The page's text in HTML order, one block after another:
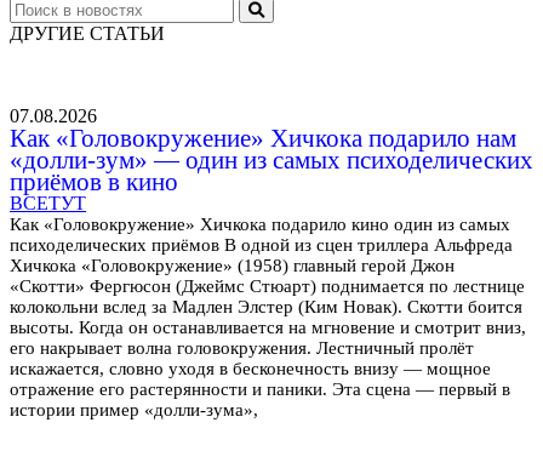
ДРУГИЕ СТАТЬИ
07.08.2026
Как «Головокружение» Хичкока подарило нам
«долли-зум» — один из самых психоделических
приёмов в кино
ВСЕТУТ
Как «Головокружение» Хичкока подарило кино один из самых
психоделических приёмов В одной из сцен триллера Альфреда
Хичкока «Головокружение» (1958) главный герой Джон
«Скотти» Фергюсон (Джеймс Стюарт) поднимается по лестнице
колокольни вслед за Мадлен Элстер (Ким Новак). Скотти боится
высоты. Когда он останавливается на мгновение и смотрит вниз,
его накрывает волна головокружения. Лестничный пролёт
искажается, словно уходя в бесконечность внизу — мощное
отражение его растерянности и паники. Эта сцена — первый в
истории пример «долли-зума»,